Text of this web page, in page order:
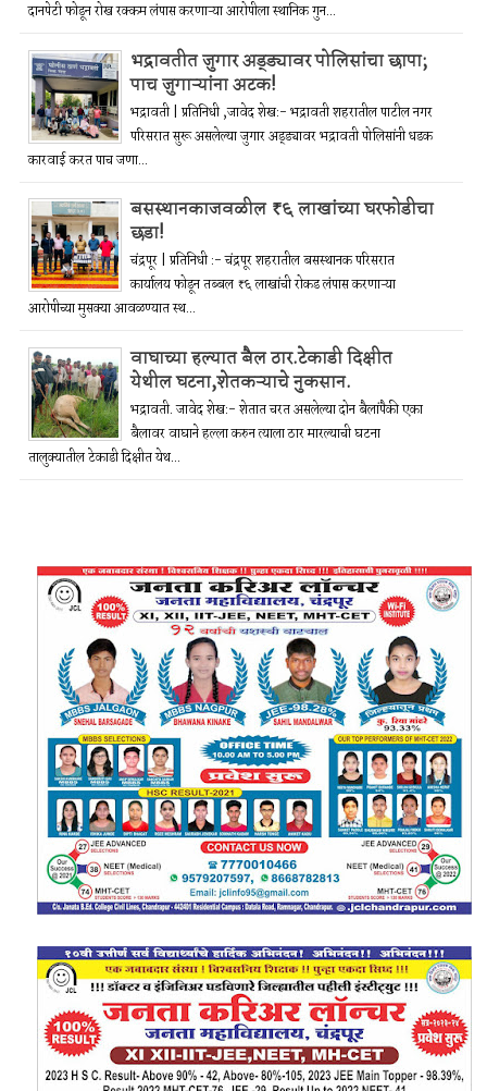
दानपेटी फोडून रोख रक्कम लंपास करणाऱ्या आरोपीला स्थानिक गुन...
भद्रावतीत जुगार अड्ड्यावर पोलिसांचा छापा;
पाच जुगाऱ्यांना अटक!
भद्रावती | प्रतिनिधी ,जावेद शेख:- भद्रावती शहरातील पाटील नगर
परिसरात सुरू असलेल्या जुगार अड्ड्यावर भद्रावती पोलिसांनी धडक
कारवाई करत पाच जणा...
बसस्थानकाजवळील ₹६ लाखांच्या घरफोडीचा
छडा!
चंद्रपूर | प्रतिनिधी :- चंद्रपूर शहरातील बसस्थानक परिसरात
कार्यालय फोडून तब्बल ₹६ लाखांची रोकड लंपास करणाऱ्या
आरोपीच्या मुसक्या आवळण्यात स्थ...
वाघाच्या हल्यात बैल ठार.टेकाडी दिक्षीत
येथील घटना,शेतकऱ्याचे नुकसान.
भद्रावती. जावेद शेख:- शेतात चरत असलेल्या दोन बैलांपैकी एका
बैलावर वाघाने हल्ला करुन त्याला ठार मारल्याची घटना
तालुक्यातील टेकाडी दिक्षीत येथ...